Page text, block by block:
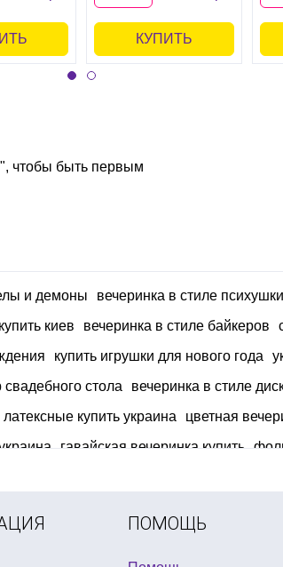
КУПИТЬ
чтобы быть первым
и демоны вечеринка в стиле психушки
киев вечеринка в стиле байкеров
купить игрушки для нового года
свадебного стола вечеринка в стиле
купить украина цветная
гавайская вечеринка купить
ПОМОЩЬ